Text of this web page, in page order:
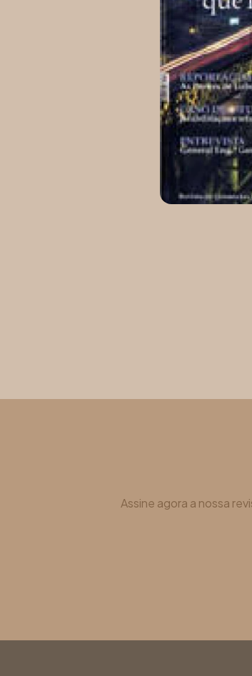
Assine agora a nossa